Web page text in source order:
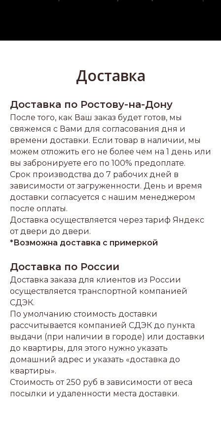
Доставка
Доставка по Ростову-на-Дону
После того, как Ваш заказ будет готов, мы
свяжемся с Вами для согласования дня и
времени доставки. Если товар в наличии, мы
можем отложить его не более чем на 1 день или
вы забронируете его по 100% предоплате.
Срок производства до 7 рабочих дней в
зависимости от загруженности. День и время
доставки согласуется с нашим менеджером
после оплаты.
Доставка осуществляется через тариф Яндекс
от двери до двери.
*Возможна доставка с примеркой
Доставка по России
Доставка заказа для клиентов из России
осуществляется транспортной компанией
СДЭК.
По умолчанию стоимость доставки
рассчитывается компанией СДЭК до пункта
выдачи (при наличии в городе) или доставки
до квартиры, для этого нужно указать
домашний адрес и указать «доставка до
квартиры».
Стоимость от 250 руб в зависимости от веса
посылки и удаленности места доставки.